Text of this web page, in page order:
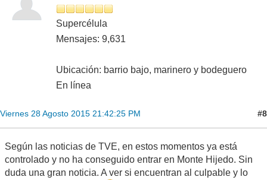
Supercélula
Mensajes: 9,631
Ubicación: barrio bajo, marinero y bodeguero
En línea
Viernes 28 Agosto 2015 21:42:25 PM #8
Según las noticias de TVE, en estos momentos ya está
controlado y no ha conseguido entrar en Monte Hijedo. Sin
duda una gran noticia. A ver si encuentran al culpable y lo